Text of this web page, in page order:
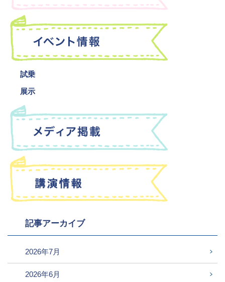
試乗
展示
記事アーカイブ
2026年7月
2026年6月